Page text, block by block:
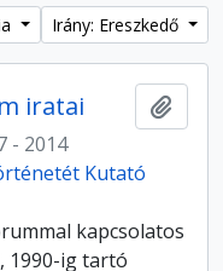
Irány: Ereszkedő
iratai
- 2014
Kutató
kapcsolatos
1990-ig tartó